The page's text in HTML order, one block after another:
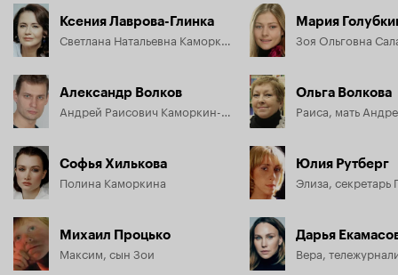
Ксения Лаврова-Глинка
Светлана Натальевна Каморкина
Александр Волков
Андрей Раисович Каморкин-Цаплин
Софья Хилькова
Полина Каморкина
Михаил Процько
Максим, сын Зои
Мария
Ольга Волкова
Раиса, мать
Юлия Рутберг
Элиза,
Дарья
Вера,